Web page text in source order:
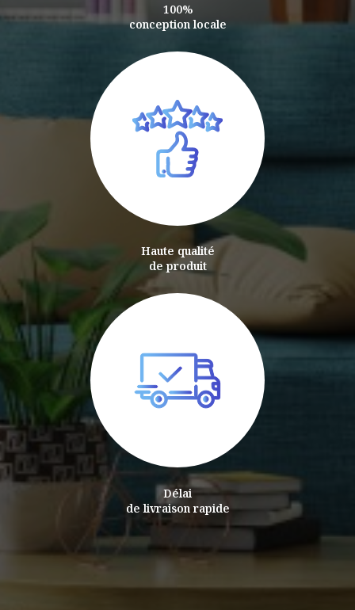
100%
conception locale
Haute qualité
de produit
Délai
de livraison rapide